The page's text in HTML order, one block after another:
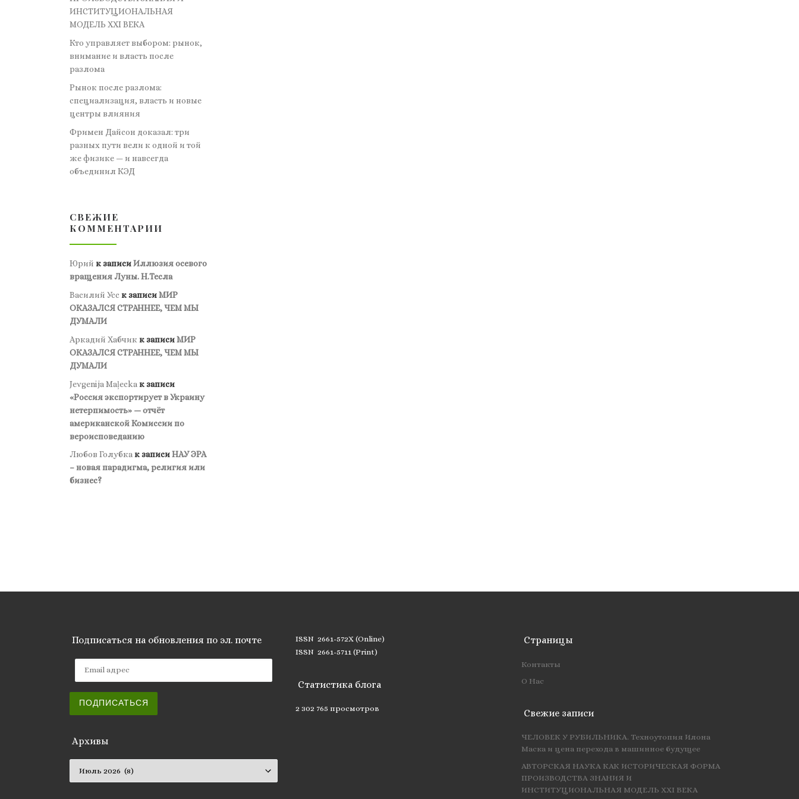
ИНСТИТУЦИОНАЛЬНАЯ
МОДЕЛЬ XXI ВЕКА
Кто управляет выбором: рынок,
внимание и власть после
разлома
Рынок после разлома:
специализация, власть и новые
центры влияния
Фримен Дайсон доказал: три
разных пути вели к одной и той
же физике — и навсегда
объединил КЭД
СВЕЖИЕ
КОММЕНТАРИИ
Юрий к записиИллюзия осевого
вращения Луны. Н.Тесла
Василий Усс к записиМИР
ОКАЗАЛСЯ СТРАННЕЕ, ЧЕМ МЫ
ДУМАЛИ
Аркадий Хабчик к записиМИР
ОКАЗАЛСЯ СТРАННЕЕ, ЧЕМ МЫ
ДУМАЛИ
Jevgenija Maļecka к записи
«Россия экспортирует в Украину
нетерпимость» — отчёт
американской Комиссии по
вероисповеданию
Любов Голубкак записиНАУ ЭРА
– новая парадигма, религия или
бизнес?
Подписаться на обновления по эл. почте
ПОДПИСАТЬСЯ
Архивы
ISSN 2661-572X (Online)
ISSN 2661-5711 (Print)
Статистика блога
2 302 765 просмотров
Страницы
Контакты
О Нас
Свежие записи
ЧЕЛОВЕК У РУБИЛЬНИКА. Техноутопия Илона
Маска и цена перехода в машинное будущее
АВТОРСКАЯ НАУКА КАК ИСТОРИЧЕСКАЯ ФОРМА
ПРОИЗВОДСТВА ЗНАНИЯ И
ИНСТИТУЦИОНАЛЬНАЯ МОДЕЛЬ XXI ВЕКА